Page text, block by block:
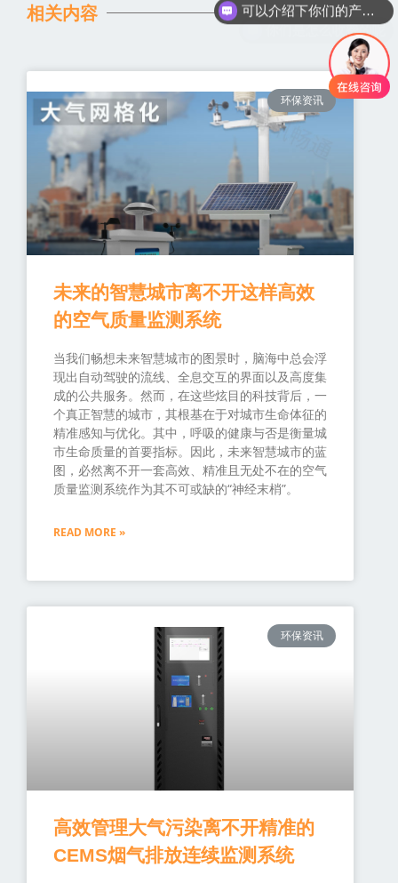
相关内容
环保资讯
未来的智慧城市离不开这样高效
的空气质量监测系统
当我们畅想未来智慧城市的图景时，脑海中总会浮
现出自动驾驶的流线、全息交互的界面以及高度集
成的公共服务。然而，在这些炫目的科技背后，一
个真正智慧的城市，其根基在于对城市生命体征的
精准感知与优化。其中，呼吸的健康与否是衡量城
市生命质量的首要指标。因此，未来智慧城市的蓝
图，必然离不开一套高效、精准且无处不在的空气
质量监测系统作为其不可或缺的“神经末梢”。
READ MORE »
环保资讯
高效管理大气污染离不开精准的
CEMS烟气排放连续监测系统
你们是怎么收费的呢